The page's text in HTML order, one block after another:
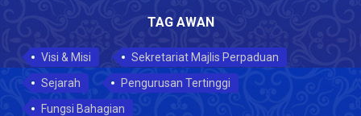
TAG AWAN
Visi & Misi
Sekretariat Majlis Perpaduan
Sejarah
Pengurusan Tertinggi
Fungsi Bahagian